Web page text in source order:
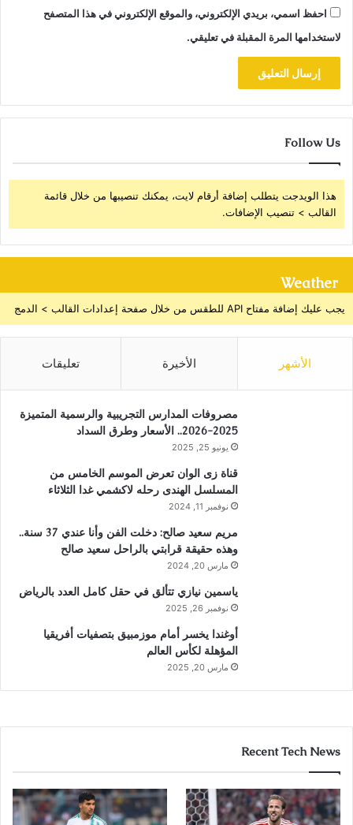
احفظ اسمي، بريدي الإلكتروني، والموقع الإلكتروني في هذا المتصفح
لاستخدامها المرة المقبلة في تعليقي.
Follow Us
هذا الويدجت يتطلب إضافة أرقام لايت، يمكنك تنصيبها من خلال قائمة
القالب > تنصيب الإضافات.
Weather
يجب عليك إضافة مفتاح API للطقس من خلال صفحة إعدادات القالب > الدمج
الأشهر الأخيرة تعليقات
مصروفات المدارس التجريبية والرسمية المتميزة
2025-2026.. الأسعار وطرق السداد
يونيو 25, 2025
قناة زى الوان تعرض الموسم الخامس من
المسلسل الهندى رحله لاكشمي غدا الثلاثاء
نوفمبر 11, 2024
مريم سعيد صالح: دخلت الفن وأنا عندي 37 سنة..
وهذه حقيقة قرابتي بالراحل سعيد صالح
مارس 20, 2024
ياسمين نيازي تتألق في حقل كامل العدد بالرياض
نوفمبر 26, 2025
أوغندا يخسر أمام موزمبيق بتصفيات أفريقيا
المؤهلة لكأس العالم
مارس 20, 2025
Recent Tech News